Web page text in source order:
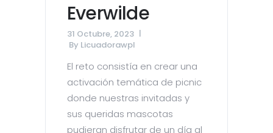
Everwilde
31 Octubre, 2023
By Licuadorawpl
El reto consistía en crear una
activación temática de picnic
donde nuestras invitadas y
sus queridas mascotas
pudieran disfrutar de un día al